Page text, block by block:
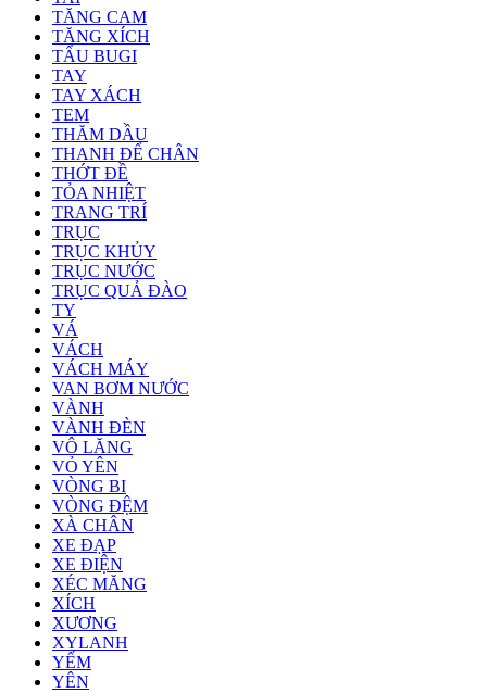
TĂNG CAM
TĂNG XÍCH
TẨU BUGI
TAY
TAY XÁCH
TEM
THĂM DẦU
THANH ĐỂ CHÂN
THỚT ĐỀ
TỎA NHIỆT
TRANG TRÍ
TRỤC
TRỤC KHỦY
TRỤC NƯỚC
TRỤC QUẢ ĐÀO
TY
VÁ
VÁCH
VÁCH MÁY
VAN BƠM NƯỚC
VÀNH
VÀNH ĐÈN
VÔ LĂNG
VỎ YÊN
VÒNG BI
VÒNG ĐỆM
XÀ CHÂN
XE ĐẠP
XE ĐIỆN
XÉC MĂNG
XÍCH
XƯƠNG
XYLANH
YẾM
YÊN